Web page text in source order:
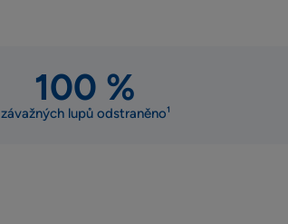
100 %
závažných lupů odstraněno¹